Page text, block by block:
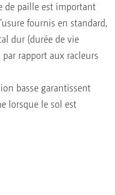
de paille est important
fournis en standard,
dur (durée de vie
rapport aux racleurs
basse garantissent
lorsque le sol est